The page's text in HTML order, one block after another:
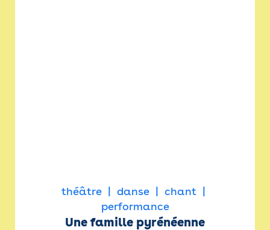
théâtre danse
chant
performance
Une famille pyrénéenne